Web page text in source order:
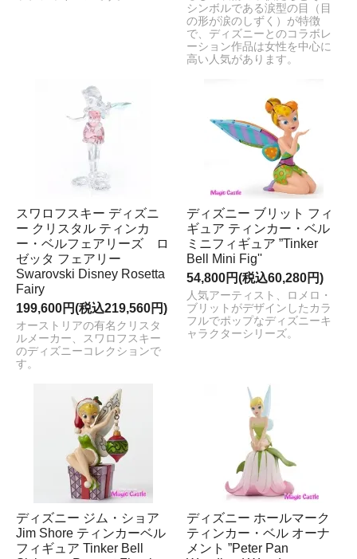
シンボルである涙型の目（目
の形が涙のしずく）が特徴
で、ディズニーとのコラボレ
ーション作品は女性を中心に
高い人気があります。
スワロフスキー ディズニ
ー クリスタル ティンカ
ー・ベルフェアリーズ ロ
ゼッタ フェアリー
Swarovski Disney Rosetta
Fairy
199,600円(税込219,560円)
オーストリアの有名クリスタ
ルメーカー、スワロフスキー
のディズニーコレクションで
す。
ディズニー ブリット フィ
ギュア ティンカー・ベル
ミニフィギュア ”Tinker
Bell Mini Fig''
54,800円(税込60,280円)
人気アーティスト、ロメロ・
ブリットがデザインしたカラ
フルでポップなディズニーキ
ャラクターシリーズ。
ディズニー ジム・ショア
Jim Shore ティンカーベル
フィギュア Tinker Bell
ディズニー ホールマーク
ティンカー・ベル オーナ
メント ”Peter Pan